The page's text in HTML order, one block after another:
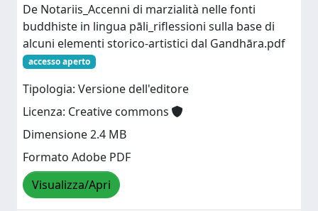
De Notariis_Accenni di marzialità nelle fonti
buddhiste in lingua pāli_riflessioni sulla base di
alcuni elementi storico-artistici dal Gandhāra.pdf
accesso aperto
Tipologia: Versione dell'editore
Licenza: Creative commons
Dimensione 2.4 MB
Formato Adobe PDF
Visualizza/Apri